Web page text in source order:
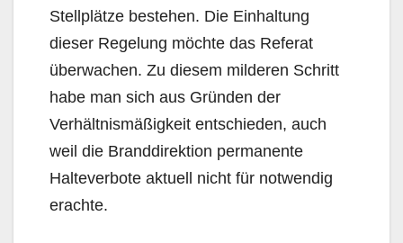
Stellplätze bestehen. Die Einhaltung
dieser Regelung möchte das Referat
überwachen. Zu diesem milderen Schritt
habe man sich aus Gründen der
Verhältnismäßigkeit entschieden, auch
weil die Branddirektion permanente
Halteverbote aktuell nicht für notwendig
erachte.